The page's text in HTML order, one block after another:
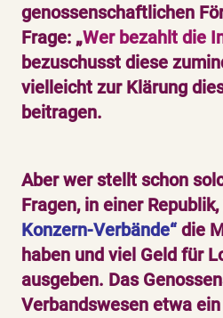
genossenschaftlichen
Frage: „Wer bezahlt die
bezuschusst diese
vielleicht zur Klärung
beitragen.
Aber wer stellt schon
Fragen, in einer
Konzern-Verbände“die
haben und viel Geld für
ausgeben. Das
Verbandswesen etwa